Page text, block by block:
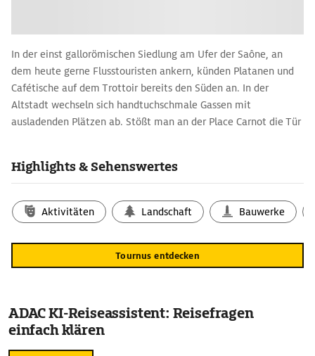
In der einst gallorömischen Siedlung am Ufer der Saône, an
dem heute gerne Flusstouristen ankern, künden Platanen und
Cafétische auf dem Trottoir bereits den Süden an. In der
Altstadt wechseln sich handtuchschmale Gassen mit
ausladenden Plätzen ab. Stößt man an der Place Carnot die Tür
Highlights & Sehenswertes
Aktivitäten Landschaft Bauwerke
Tournus entdecken
ADAC KI-Reiseassistent: Reisefragen
einfach klären